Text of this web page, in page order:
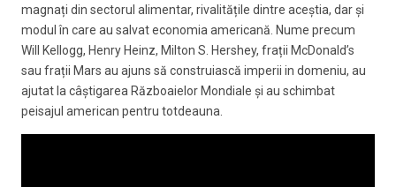
magnați din sectorul alimentar, rivalitățile dintre aceștia, dar și
modul în care au salvat economia americană. Nume precum
Will Kellogg, Henry Heinz, Milton S. Hershey, frații McDonald’s
sau frații Mars au ajuns să construiască imperii in domeniu, au
ajutat la câștigarea Războaielor Mondiale și au schimbat
peisajul american pentru totdeauna.